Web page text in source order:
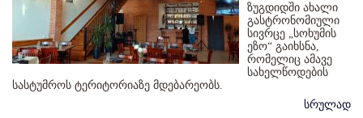
ზუგდიდში ახალი
გასტრონომიული
სივრცე „სოხუმის
ეზო“ გაიხსნა,
რომელიც ამავე
სახელწოდების
სასტუმროს ტერიტორიაზე მდებარეობს.
სრულად